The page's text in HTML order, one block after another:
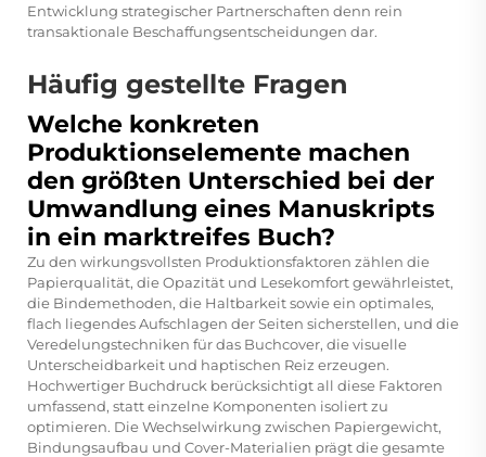
Entwicklung strategischer Partnerschaften denn rein
transaktionale Beschaffungsentscheidungen dar.
Häufig gestellte Fragen
Welche konkreten
Produktionselemente machen
den größten Unterschied bei der
Umwandlung eines Manuskripts
in ein marktreifes Buch?
Zu den wirkungsvollsten Produktionsfaktoren zählen die
Papierqualität, die Opazität und Lesekomfort gewährleistet,
die Bindemethoden, die Haltbarkeit sowie ein optimales,
flach liegendes Aufschlagen der Seiten sicherstellen, und die
Veredelungstechniken für das Buchcover, die visuelle
Unterscheidbarkeit und haptischen Reiz erzeugen.
Hochwertiger Buchdruck berücksichtigt all diese Faktoren
umfassend, statt einzelne Komponenten isoliert zu
optimieren. Die Wechselwirkung zwischen Papiergewicht,
Bindungsaufbau und Cover-Materialien prägt die gesamte